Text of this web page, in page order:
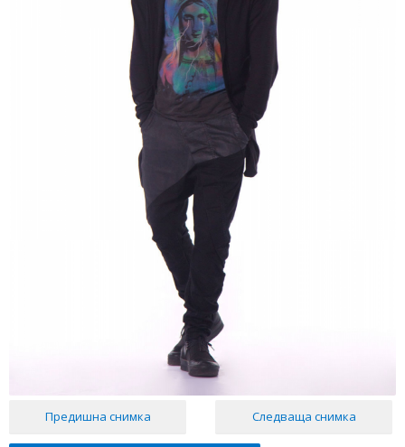
Предишна снимка Следваща снимка